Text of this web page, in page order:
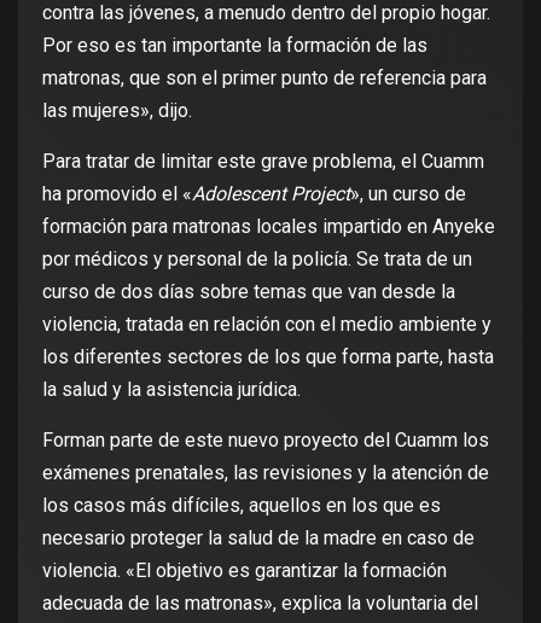
contra las jóvenes, a menudo dentro del propio hogar.
Por eso es tan importante la formación de las
matronas, que son el primer punto de referencia para
las mujeres», dijo.
Para tratar de limitar este grave problema, el Cuamm
ha promovido el «Adolescent Project», un curso de
formación para matronas locales impartido en Anyeke
por médicos y personal de la policía. Se trata de un
curso de dos días sobre temas que van desde la
violencia, tratada en relación con el medio ambiente y
los diferentes sectores de los que forma parte, hasta
la salud y la asistencia jurídica.
Forman parte de este nuevo proyecto del Cuamm los
exámenes prenatales, las revisiones y la atención de
los casos más difíciles, aquellos en los que es
necesario proteger la salud de la madre en caso de
violencia. «El objetivo es garantizar la formación
adecuada de las matronas», explica la voluntaria del